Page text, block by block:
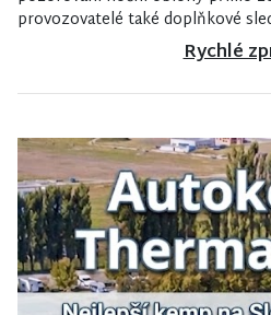
provozovatelé také doplňkové
Rychlé